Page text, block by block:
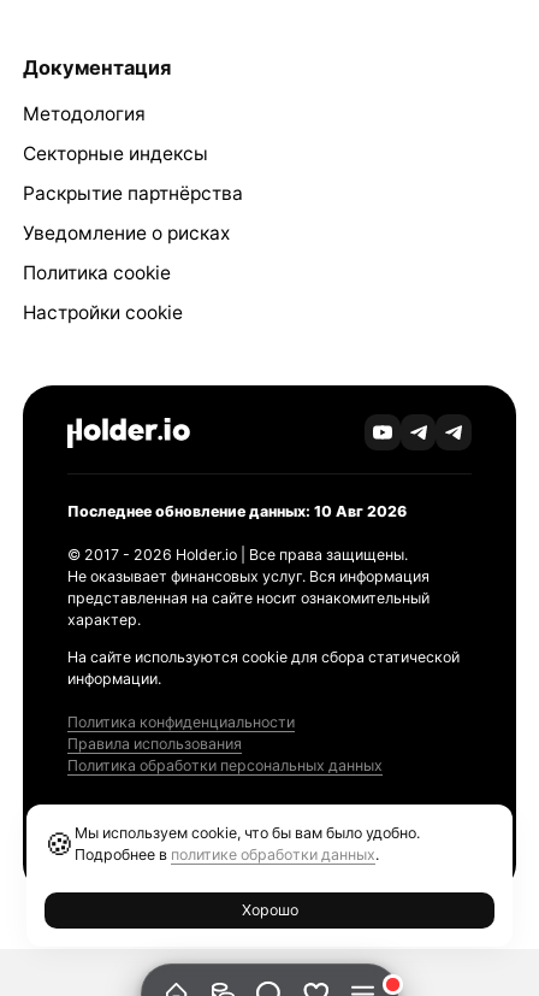
Документация
Методология
Секторные индексы
Раскрытие партнёрства
Уведомление о рисках
Политика cookie
Настройки cookie
Последнее обновление данных: 10 Авг 2026
© 2017 - 2026 Holder.io | Все права защищены.
Не оказывает финансовых услуг. Вся информация
представленная на сайте носит ознакомительный
характер.
На сайте используются cookie для сбора статической
информации.
Политика конфиденциальности
Правила использования
Политика обработки персональных данных
🍪 Мы используем cookie, что бы вам было удобно.
Подробнее в политике обработки данных.
Хорошо
Ethereum GAS Tracker